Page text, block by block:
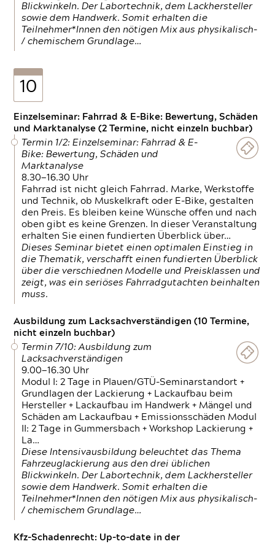
Blickwinkeln. Der Labortechnik, dem Lackhersteller
sowie dem Handwerk. Somit erhalten die
Teilnehmer*Innen den nötigen Mix aus physikalisch-
/ chemischem Grundlage…
10
Einzelseminar: Fahrrad & E-Bike: Bewertung, Schäden
und Marktanalyse (2 Termine, nicht einzeln buchbar)
Termin 1/2: Einzelseminar: Fahrrad & E-
Bike: Bewertung, Schäden und
Marktanalyse
8.30—16.30 Uhr
Fahrrad ist nicht gleich Fahrrad. Marke, Werkstoffe
und Technik, ob Muskelkraft oder E-Bike, gestalten
den Preis. Es bleiben keine Wünsche offen und nach
oben gibt es keine Grenzen. In dieser Veranstaltung
erhalten Sie einen fundierten Überblick über…
Dieses Seminar bietet einen optimalen Einstieg in
die Thematik, verschafft einen fundierten Überblick
über die verschiednen Modelle und Preisklassen und
zeigt, was ein seriöses Fahrradgutachten beinhalten
muss.
Ausbildung zum Lacksachverständigen (10 Termine,
nicht einzeln buchbar)
Termin 7/10: Ausbildung zum
Lacksachverständigen
9.00—16.30 Uhr
Modul I: 2 Tage in Plauen/GTÜ-Seminarstandort +
Grundlagen der Lackierung + Lackaufbau beim
Hersteller + Lackaufbau im Handwerk + Mängel und
Schäden am Lackaufbau + Emissionsschäden Modul
II: 2 Tage in Gummersbach + Workshop Lackierung +
La…
Diese Intensivausbildung beleuchtet das Thema
Fahrzeuglackierung aus den drei üblichen
Blickwinkeln. Der Labortechnik, dem Lackhersteller
sowie dem Handwerk. Somit erhalten die
Teilnehmer*Innen den nötigen Mix aus physikalisch-
/ chemischem Grundlage…
Kfz-Schadenrecht: Up-to-date in der